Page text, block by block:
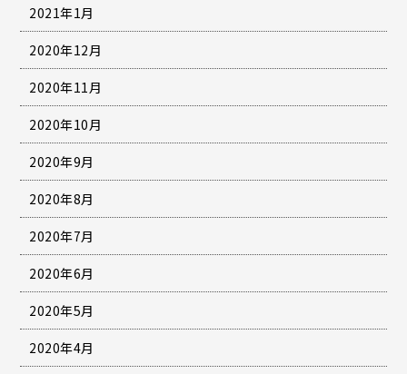
2021年1月
2020年12月
2020年11月
2020年10月
2020年9月
2020年8月
2020年7月
2020年6月
2020年5月
2020年4月